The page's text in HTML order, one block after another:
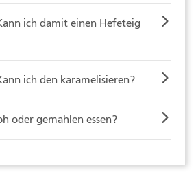
ich damit einen Hefeteig
ich den karamelisieren?
oder gemahlen essen?